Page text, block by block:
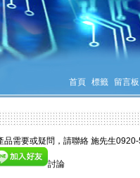
首頁 標籤 留言板
何產品需要或疑問，請聯絡
討論